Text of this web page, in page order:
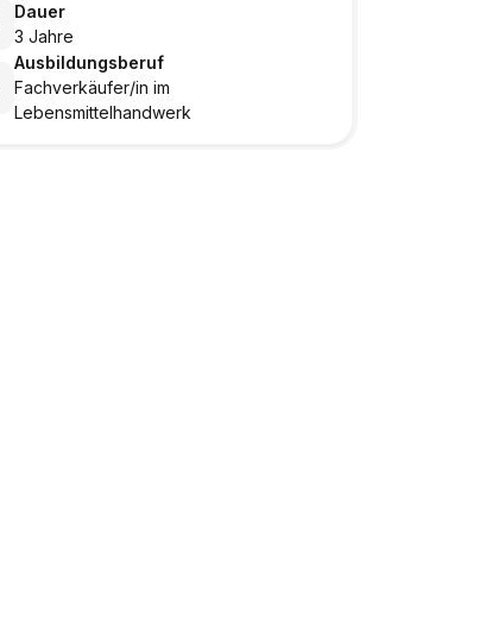
Dauer
3 Jahre
Ausbildungsberuf
Fachverkäufer/in im
Lebensmittelhandwerk